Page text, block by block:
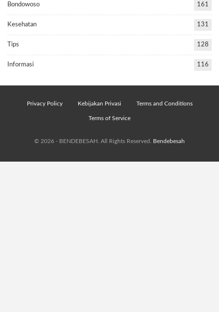
Bondowoso 161
Kesehatan 131
Tips 128
Informasi 116
Privacy Policy Kebijakan Privasi Terms and Conditions
Terms of Service
© 2026 - BENDEBESAH. All Rights Reserved. Bendebesah